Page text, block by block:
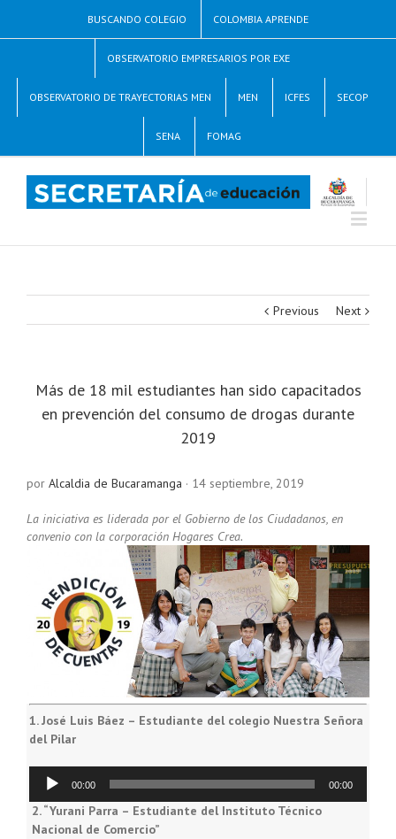
BUSCANDO COLEGIO COLOMBIA APRENDE
OBSERVATORIO EMPRESARIOS POR EXE
OBSERVATORIO DE TRAYECTORIAS MEN MEN ICFES SECOP
SENA FOMAG
Previous Next
Más de 18 mil estudiantes han sido capacitados
en prevención del consumo de drogas durante
2019
por Alcaldia de Bucaramanga · 14 septiembre, 2019
La iniciativa es liderada por el Gobierno de los Ciudadanos, en
convenio con la corporación Hogares Crea.
1.José Luis Báez – Estudiante del colegio Nuestra Señora
del Pilar
Reproductor
audio
00:00 00:00
2.“Yurani Parra – Estudiante del Instituto Técnico
Nacional de Comercio”